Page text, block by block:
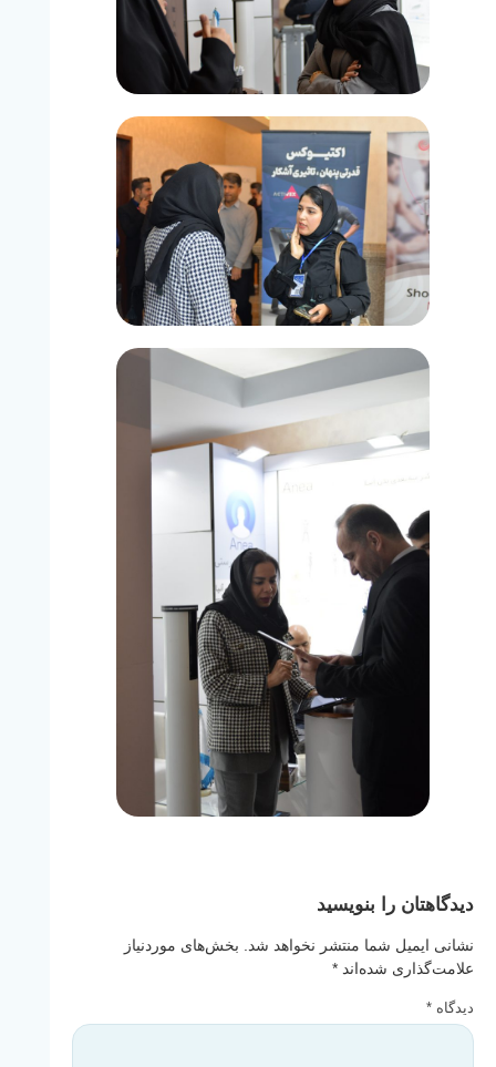
دیدگاهتان را بنویسید
نشانی ایمیل شما منتشر نخواهد شد. بخش‌های موردنیاز
علامت‌گذاری شده‌اند*
دیدگاه*